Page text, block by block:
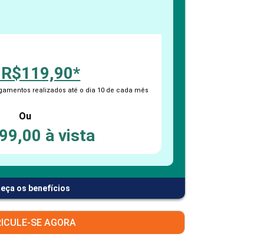
realizados até o dia 10 de cada mês
Ou
à vista
os benefícios
SE AGORA